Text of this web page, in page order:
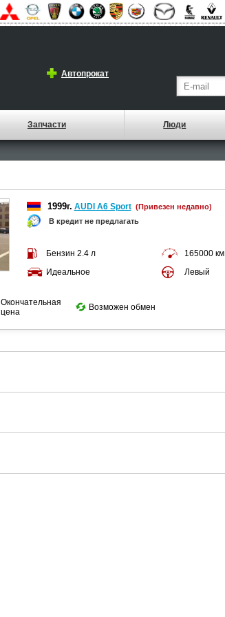
Автопрокат
Запчасти Люди
1999г. AUDI A6 Sport (Привезен недавно)
В кредит не предлагать
Бензин 2.4 л 165000 км
Идеальное
Левый
Окончательная
цена
Возможен обмен